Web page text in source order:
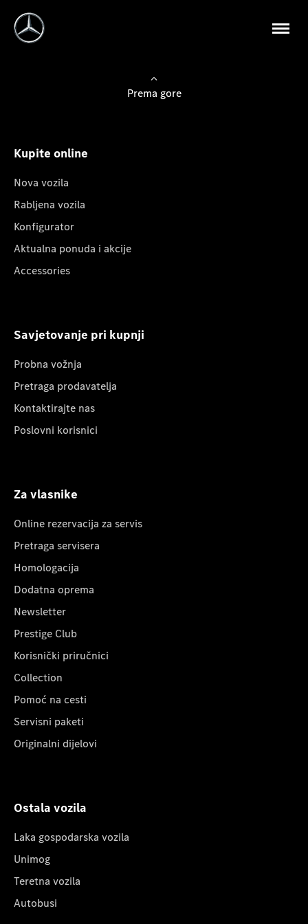
Prema gore
Kupite online
Nova vozila
Rabljena vozila
Konfigurator
Aktualna ponuda i akcije
Accessories
Savjetovanje pri kupnji
Probna vožnja
Pretraga prodavatelja
Kontaktirajte nas
Poslovni korisnici
Za vlasnike
Online rezervacija za servis
Pretraga servisera
Homologacija
Dodatna oprema
Newsletter
Prestige Club
Korisnički priručnici
Collection
Pomoć na cesti
Servisni paketi
Originalni dijelovi
Ostala vozila
Laka gospodarska vozila
Unimog
Teretna vozila
Autobusi